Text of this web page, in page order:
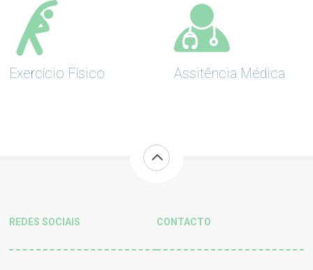
Exercício Físico Assitência Médica
REDES SOCIAIS CONTACTO